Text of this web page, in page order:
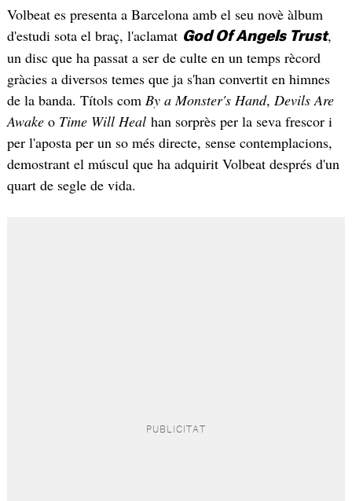
Volbeat es presenta a Barcelona amb el seu novè àlbum
d'estudi sota el braç, l'aclamat God Of Angels Trust,
un disc que ha passat a ser de culte en un temps rècord
gràcies a diversos temes que ja s'han convertit en himnes
de la banda. Títols comBy a Monster's Hand, Devils Are
AwakeoTime Will Heal han sorprès per la seva frescor i
per l'aposta per un so més directe, sense contemplacions,
demostrant el múscul que ha adquirit Volbeat després d'un
quart de segle de vida.